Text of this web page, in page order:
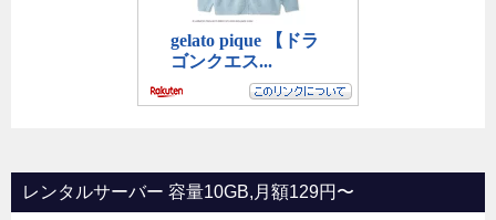
レンタルサーバー 容量10GB,月額129円〜